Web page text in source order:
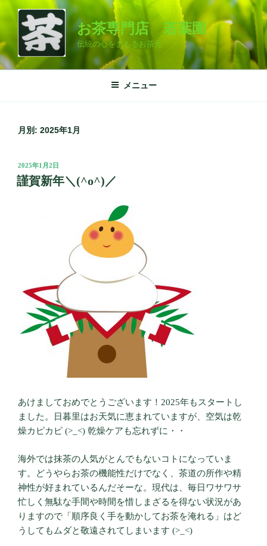
ン
ツ
お茶専門店 若葉園
伝統の心をまもるお茶元
メニュー
月別: 2025年1月
投
稿
日:
2025年1月2日
謹賀新年＼(^o^)／
あけましておめでとうございます！2025年もスタートし
ました。日暮里はお天気に恵まれていますが、空気は乾
燥カピカピ (>_<) 乾燥ケアも忘れずに・・
海外では抹茶の人気がとんでもないコトになっていま
す。どうやらお茶の機能性だけでなく、茶道の所作や精
神性が好まれているんだそーな。現代は、毎日ワサワサ
忙しく無駄な手間や時間を惜しまざるを得ない状況があ
りますので「順序良く手を動かしてお茶を淹れる」はど
うしてもムダと敬遠されてしまいます (>_<)